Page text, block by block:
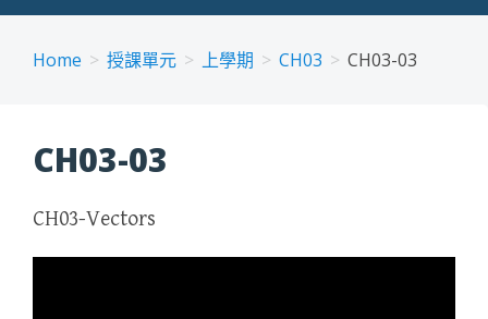
Home 授課單元 上學期 CH03 CH03-03
CH03-03
CH03-Vectors